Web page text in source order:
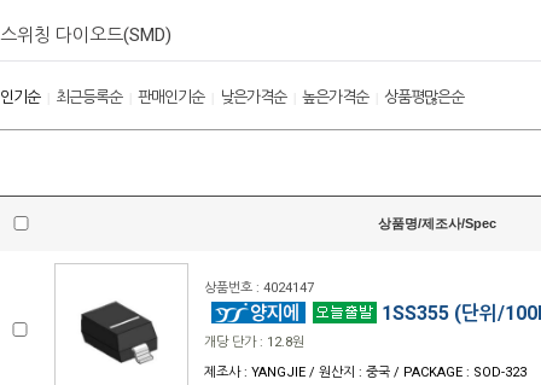
스위칭 다이오드(SMD)
인기순| 최근등록순| 판매인기순| 낮은가격순| 높은가격순| 상품평많은순
상품명/제조사/Spec
상품번호 : 4024147
1SS355 (단위/
개당 단가 : 12.8원
제조사 : YANGJIE / 원산지 : 중국 / PACKAGE : SOD-323